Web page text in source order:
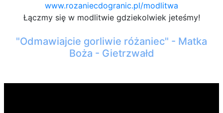
www.rozaniecdogranic.pl/modlitwa
Łączmy się w modlitwie gdziekolwiek jeteśmy!
"Odmawiajcie gorliwie różaniec" - Matka
Boża - Gietrzwałd